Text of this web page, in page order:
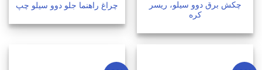
چکش برق دوو سیلو، ریسر
کره
چراغ راهنما جلو دوو سیلو چپ